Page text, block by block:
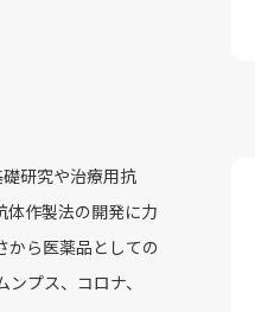
研究や治療用抗
体作製法の開発に力
から医薬品としての
プス、コロナ、